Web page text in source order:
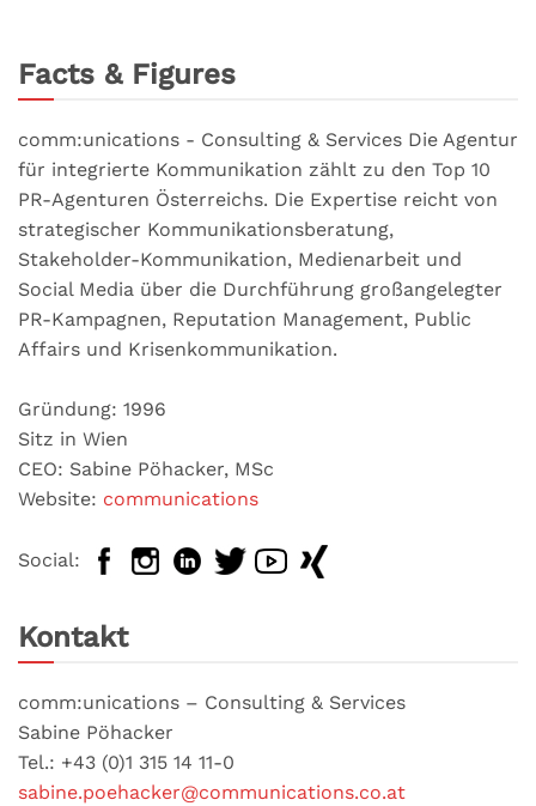
Facts & Figures
comm:unications - Consulting & Services Die Agentur
für integrierte Kommunikation zählt zu den Top 10
PR-Agenturen Österreichs. Die Expertise reicht von
strategischer Kommunikationsberatung,
Stakeholder-Kommunikation, Medienarbeit und
Social Media über die Durchführung großangelegter
PR-Kampagnen, Reputation Management, Public
Affairs und Krisenkommunikation.
Gründung: 1996
Sitz in Wien
CEO: Sabine Pöhacker, MSc
Website: communications
Social:
Kontakt
comm:unications – Consulting & Services
Sabine Pöhacker
Tel.: +43 (0)1 315 14 11-0
sabine.poehacker@communications.co.at